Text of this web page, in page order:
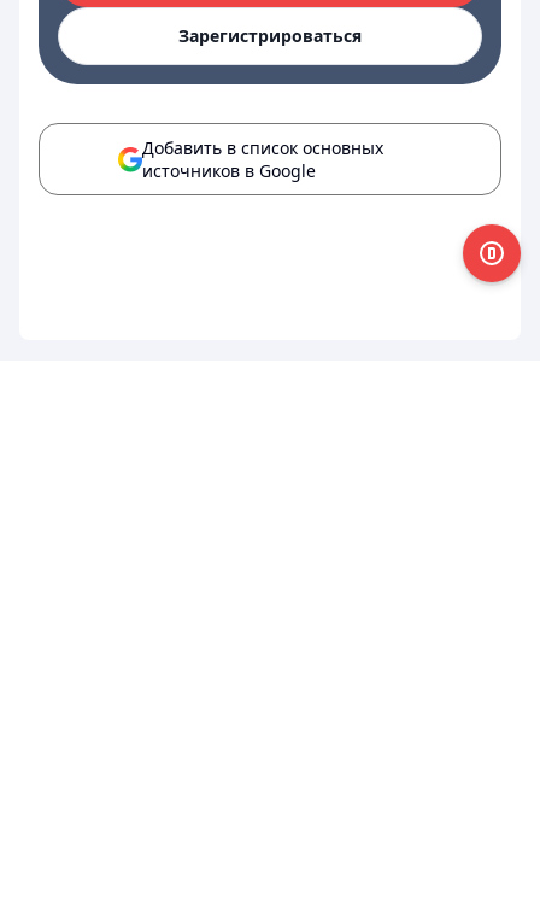
Зарегистрироваться
Добавить в список основных
источников в Google